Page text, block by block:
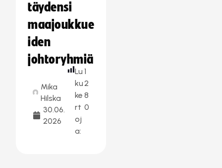
täydensi
maajoukkue
iden
johtoryhmiä
Mika
Hilska
30.06.
2026
Lu
ku
ke
rt
oj
a:
1
2
8
0